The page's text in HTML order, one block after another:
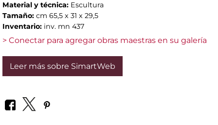
Material y técnica: Escultura
Tamaño: cm 65,5 x 31 x 29,5
Inventario: inv. mn 437
> Conectar para agregar obras maestras en su galería
Leer más sobre SimartWeb